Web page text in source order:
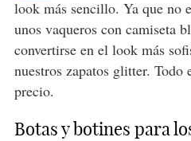
look más sencillo. Ya que no
unos vaqueros con camiseta
convertirse en el look más
nuestros zapatos glitter.
precio.
Botas y botines para